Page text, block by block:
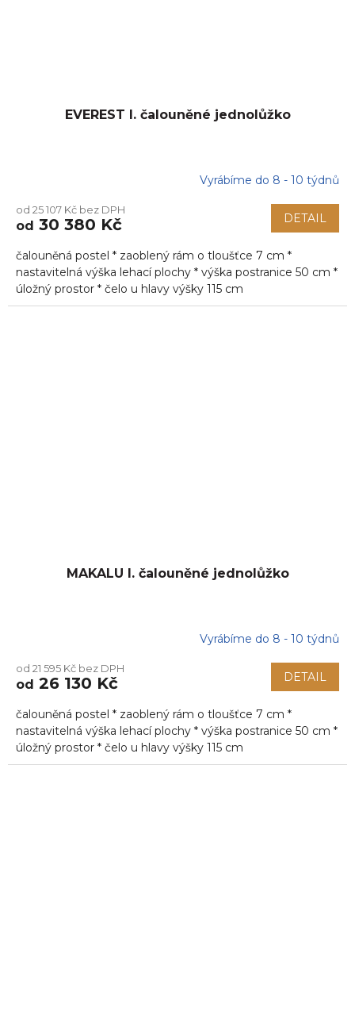
EVEREST I. čalouněné jednolůžko
Vyrábíme do 8 - 10 týdnů
od 25 107 Kč bez DPH
od 30 380 Kč DETAIL
čalouněná postel * zaoblený rám o tloušťce 7 cm *
nastavitelná výška lehací plochy * výška postranice 50 cm *
úložný prostor * čelo u hlavy výšky 115 cm
MAKALU I. čalouněné jednolůžko
Vyrábíme do 8 - 10 týdnů
od 21 595 Kč bez DPH
od 26 130 Kč DETAIL
čalouněná postel * zaoblený rám o tloušťce 7 cm *
nastavitelná výška lehací plochy * výška postranice 50 cm *
úložný prostor * čelo u hlavy výšky 115 cm